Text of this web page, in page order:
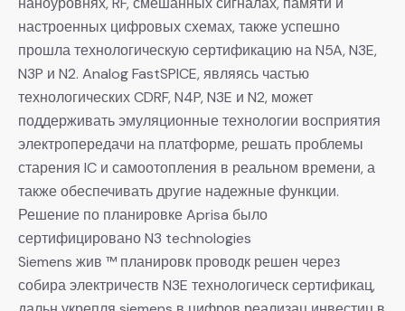
настроенных цифровых схемах, также успешно
прошла технологическую сертификацию на N5A, N3E,
N3P и N2. Analog FastSPICE, являясь частью
технологических CDRF, N4P, N3E и N2, может
поддерживать эмуляционные технологии восприятия
электропередачи на платформе, решать проблемы
старения IC и самоотопления в реальном времени, а
также обеспечивать другие надежные функции.
Решение по планировке Aprisa было
сертифицировано N3 technologies
Siemens жив ™ планировк проводк решен через
собира электричеств N3E технологическ сертификац,